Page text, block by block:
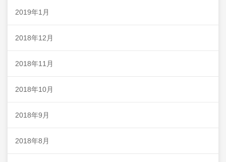
2019年1月
2018年12月
2018年11月
2018年10月
2018年9月
2018年8月